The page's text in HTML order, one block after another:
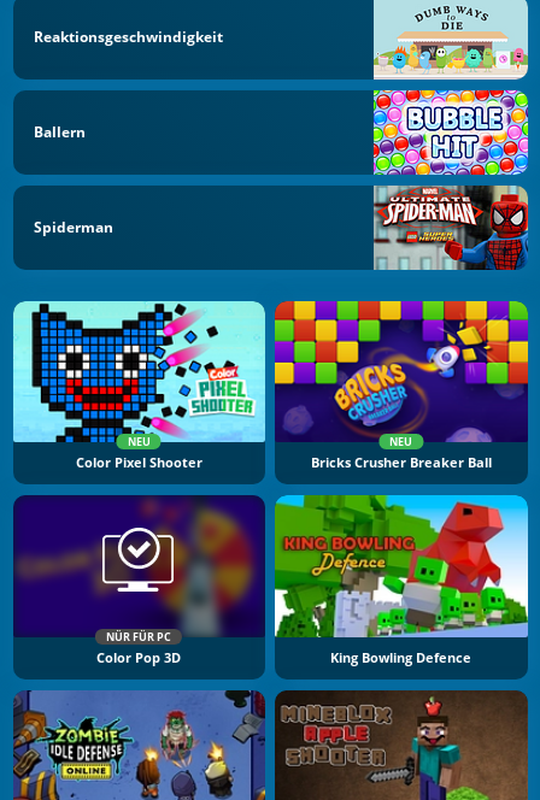
Reaktionsgeschwindigkeit
Ballern
Spiderman
NEU
Color Pixel Shooter
NEU
Bricks Crusher Breaker Ball
NÜR FÜR PC
Color Pop 3D King Bowling Defence